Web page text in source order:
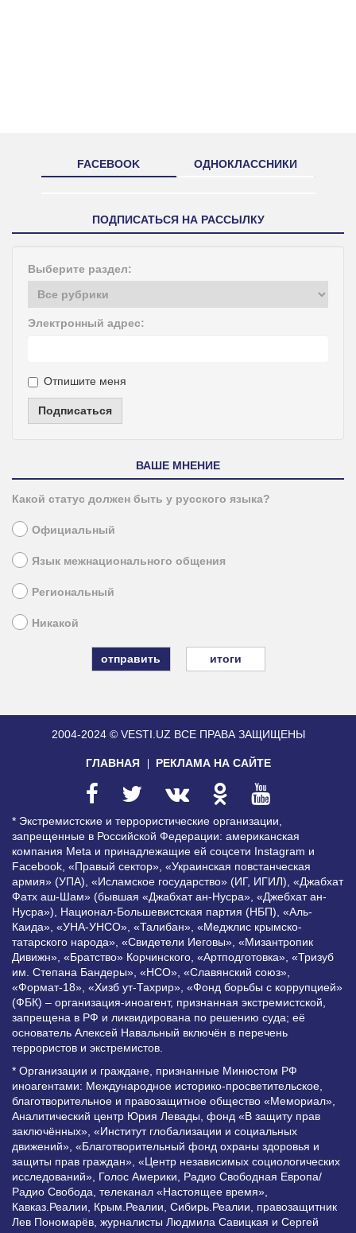
FACEBOOK ОДНОКЛАССНИКИ
ПОДПИСАТЬСЯ НА РАССЫЛКУ
Выберите раздел:
Электронный адрес:
Отпишите меня
Подписаться
ВАШЕ МНЕНИЕ
Какой статус должен быть у русского языка?
Официальный
Язык межнационального общения
Региональный
Никакой
итоги
2004-2024 © VESTI.UZ ВСЕ ПРАВА ЗАЩИЩЕНЫ
ГЛАВНАЯ РЕКЛАМА НА САЙТЕ
* Экстремистские и террористические организации,
запрещенные в Российской Федерации: американская
компания Meta и принадлежащие ей соцсети Instagram и
Facebook, «Правый сектор», «Украинская повстанческая
армия» (УПА), «Исламское государство» (ИГ, ИГИЛ), «Джабхат
Фатх аш-Шам» (бывшая «Джабхат ан-Нусра», «Джебхат ан-
Нусра»), Национал-Большевистская партия (НБП), «Аль-
Каида», «УНА-УНСО», «Талибан», «Меджлис крымско-
татарского народа», «Свидетели Иеговы», «Мизантропик
Дивижн», «Братство» Корчинского, «Артподготовка», «Тризуб
им. Степана Бандеры», «НСО», «Славянский союз»,
«Формат-18», «Хизб ут-Тахрир», «Фонд борьбы с коррупцией»
(ФБК) – организация-иноагент, признанная экстремистской,
запрещена в РФ и ликвидирована по решению суда; её
основатель Алексей Навальный включён в перечень
террористов и экстремистов.
* Организации и граждане, признанные Минюстом РФ
иноагентами: Международное историко-просветительское,
благотворительное и правозащитное общество «Мемориал»,
Аналитический центр Юрия Левады, фонд «В защиту прав
заключённых», «Институт глобализации и социальных
движений», «Благотворительный фонд охраны здоровья и
защиты прав граждан», «Центр независимых социологических
исследований», Голос Америки, Радио Свободная Европа/
Радио Свобода, телеканал «Настоящее время»,
Кавказ.Реалии, Крым.Реалии, Сибирь.Реалии, правозащитник
Лев Пономарёв, журналисты Людмила Савицкая и Сергей